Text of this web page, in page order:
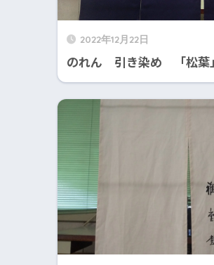
2022年12月22日
のれん 引き染め 「松葉